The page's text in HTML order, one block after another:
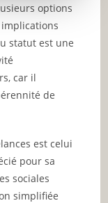
options
statut est une
car il
de
est celui
pour sa
sociales
simplifiée